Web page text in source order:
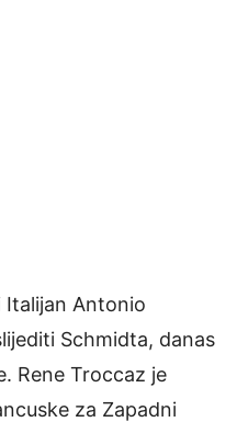
Italijan Antonio
Schmidta, danas
Rene Troccaz je
za Zapadni